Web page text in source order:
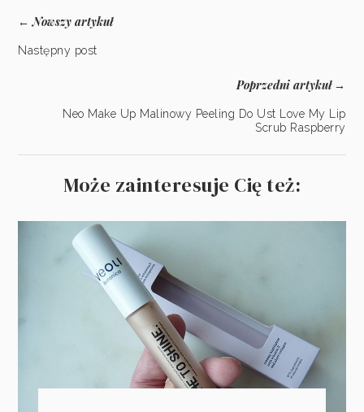
←Nowszy artykuł
Następny post
Poprzedni artykuł→
Neo Make Up Malinowy Peeling Do Ust Love My Lip
Scrub Raspberry
Może zainteresuje Cię też: